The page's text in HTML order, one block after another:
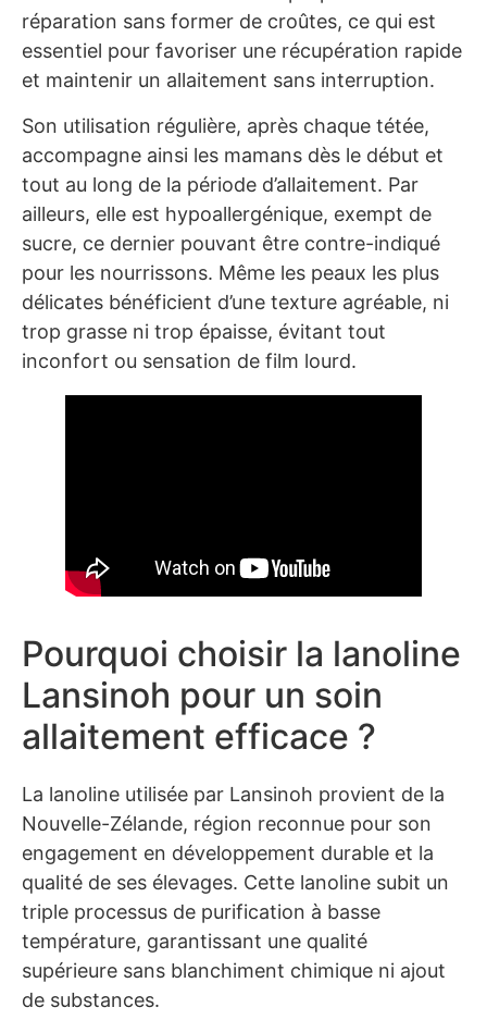
réparation sans former de croûtes, ce qui est
essentiel pour favoriser une récupération rapide
et maintenir un allaitement sans interruption.
Son utilisation régulière, après chaque tétée,
accompagne ainsi les mamans dès le début et
tout au long de la période d’allaitement. Par
ailleurs, elle est hypoallergénique, exempt de
sucre, ce dernier pouvant être contre-indiqué
pour les nourrissons. Même les peaux les plus
délicates bénéficient d’une texture agréable, ni
trop grasse ni trop épaisse, évitant tout
inconfort ou sensation de film lourd.
Pourquoi choisir la lanoline
Lansinoh pour un soin
allaitement efficace ?
La lanoline utilisée par Lansinoh provient de la
Nouvelle-Zélande, région reconnue pour son
engagement en développement durable et la
qualité de ses élevages. Cette lanoline subit un
triple processus de purification à basse
température, garantissant une qualité
supérieure sans blanchiment chimique ni ajout
de substances.